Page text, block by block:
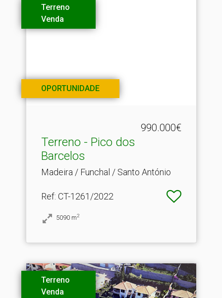
Terreno
Venda
OPORTUNIDADE
990.000€
Terreno - Pico dos
Barcelos
Madeira / Funchal / Santo António
Ref: CT-1261/2022
5090 m2
Terreno
Venda